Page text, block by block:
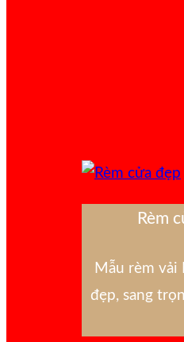
Rèm
Mẫu rèm vải
đẹp, sang